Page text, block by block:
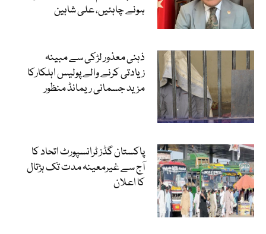
ہونے چاہئیں، علی شاہین
ذہنی معذور لڑکی سے مبینہ
زیادتی کرنے والے پولیس اہلکارکا
مزید جسمانی ریمانڈ منظور
پاکستان گڈز ٹرانسپورٹ اتحاد کا
آج سے غیرمعینہ مدت تک ہڑتال
کا اعلان